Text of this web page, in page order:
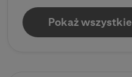
Pokaż wszystkie